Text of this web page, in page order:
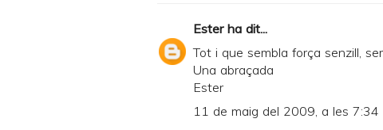
Esterha dit...
Tot i que sembla força senzill,
Una abraçada
Ester
11 de maig del 2009, a les 7:34